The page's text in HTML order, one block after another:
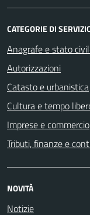
CATEGORIE DI
Anagrafe e stato
Autorizzazioni
Catasto e urbanistica
Cultura e tempo
Imprese e commercio
Tributi, finanze e
NOVITÀ
Notizie